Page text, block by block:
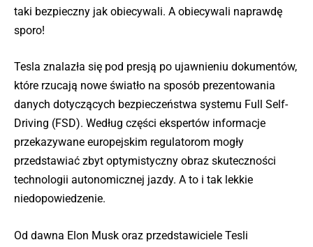
taki bezpieczny jak obiecywali. A obiecywali naprawdę
sporo!
Tesla znalazła się pod presją po ujawnieniu dokumentów,
które rzucają nowe światło na sposób prezentowania
danych dotyczących bezpieczeństwa systemu Full Self-
Driving (FSD). Według części ekspertów informacje
przekazywane europejskim regulatorom mogły
przedstawiać zbyt optymistyczny obraz skuteczności
technologii autonomicznej jazdy. A to i tak lekkie
niedopowiedzenie.
Od dawna Elon Musk oraz przedstawiciele Tesli